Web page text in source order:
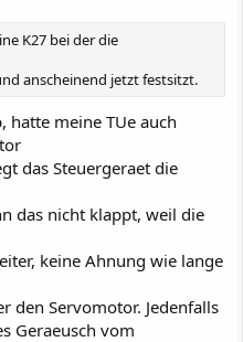
K27 bei der die
anscheinend jetzt festsitzt.
hatte meine TUe auch
das Steuergeraet die
das nicht klappt, weil die
keine Ahnung wie lange
den Servomotor. Jedenfalls
Geraeusch vom